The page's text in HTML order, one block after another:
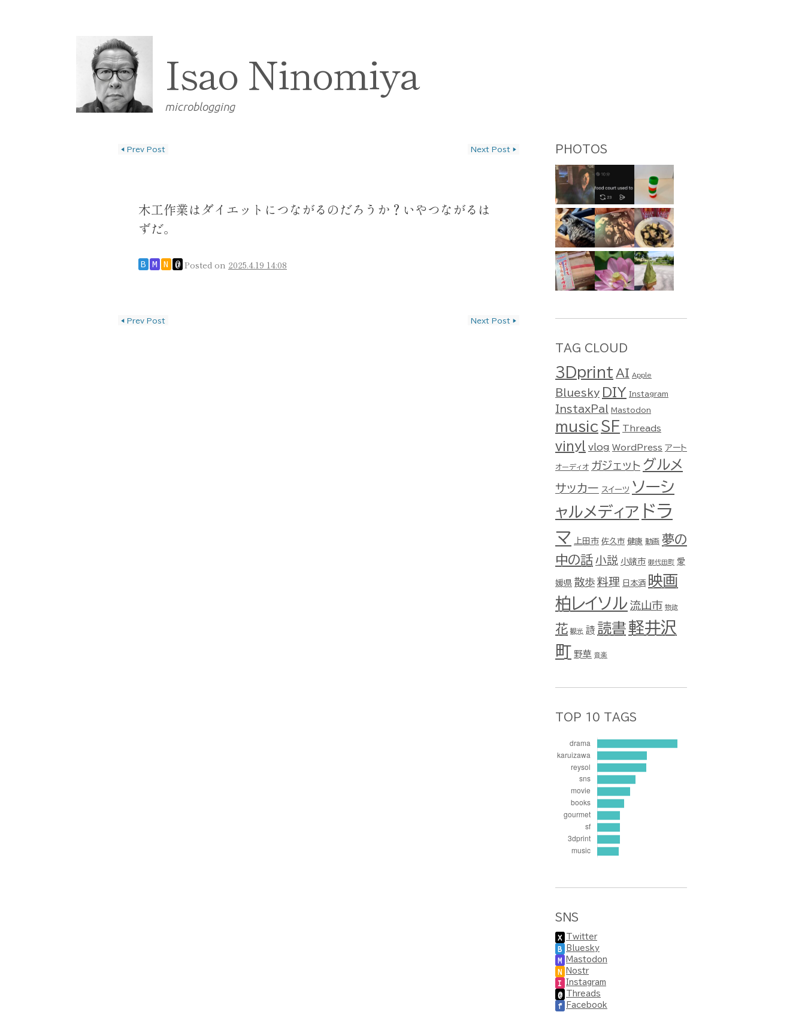
Isao Ninomiya
microblogging
◀ Prev Post Next Post ▶
木工作業はダイエットにつながるのだろうか？いやつながるは
ずだ。
B M N @ Posted on 2025.4.19 14:08
投稿ナビゲーション
◀ Prev Post Next Post ▶
PHOTOS
TAG CLOUD
3Dprint AI Apple
Bluesky DIY Instagram
InstaxPal Mastodon
music SF Threads
vinyl vlog WordPress アート
オーディオ ガジェット グルメ
サッカー スイーツ ソーシ
ャルメディア ドラ
マ
上田市 佐久市 健康 動画 夢の
中の話 小説 小諸市 御代田町 愛
媛県 散歩 料理 日本酒 映画
柏レイソル 流山市 物欲
花 観光 詩 読書軽井沢
町 野草 音楽
TOP 10 TAGS
SNS
X Twitter
B Bluesky
M Mastodon
N Nostr
I Instagram
@ Threads
f Facebook